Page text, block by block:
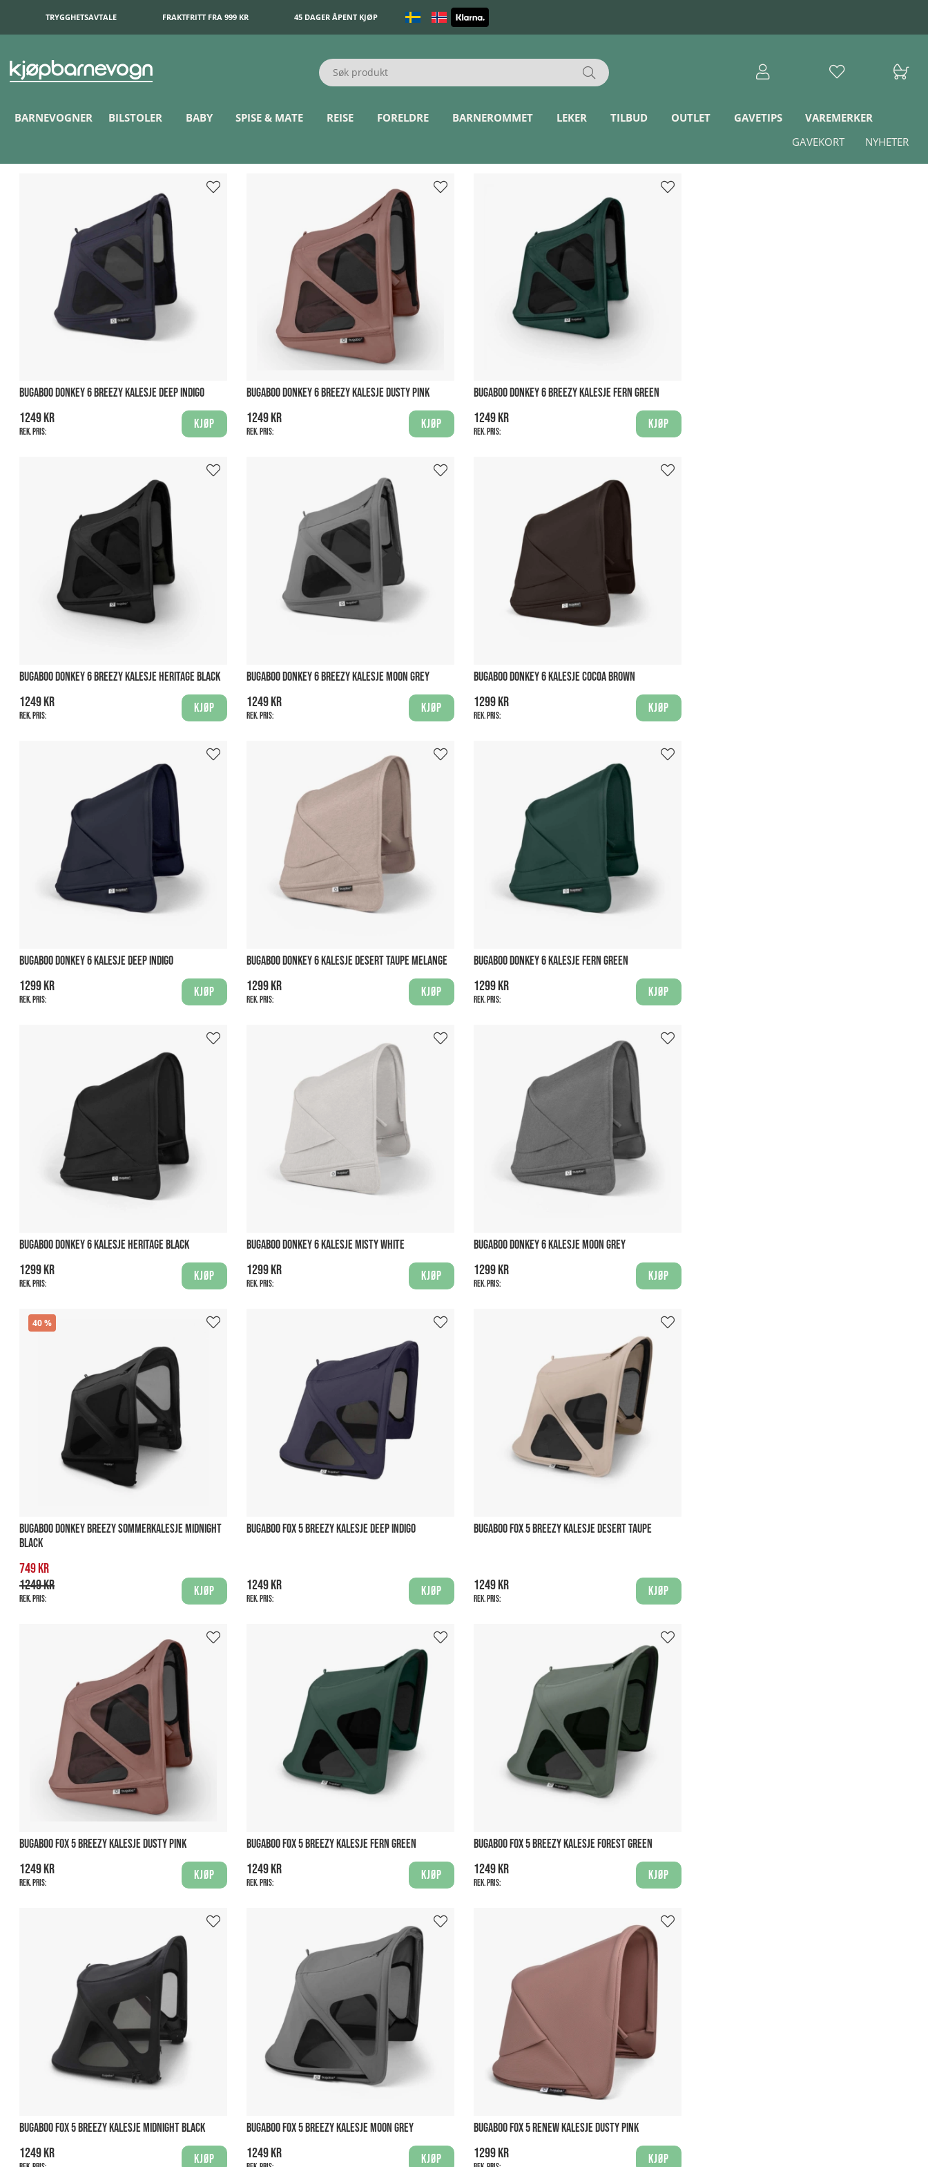
TRYGGHETSAVTALE FRAKTFRITT FRA 999 KR 45 DAGER ÅPENT KJØP
BARNEVOGNER BILSTOLER BABY SPISE & MATE REISE FORELDRE BARNEROMMET LEKER TILBUD OUTLET GAVETIPS
VAREMERKER
NYHETER
GAVEKORT
BUGABOO DONKEY 6 BREEZY KALESJE DEEP INDIGO
1249 kr
Rek. pris:
Kjøp
BUGABOO DONKEY 6 BREEZY KALESJE DUSTY PINK
1249 kr
Rek. pris:
Kjøp
BUGABOO DONKEY 6 BREEZY KALESJE FERN GREEN
1249 kr
Rek. pris:
Kjøp
BUGABOO DONKEY 6 BREEZY KALESJE HERITAGE BLACK
1249 kr
Rek. pris:
Kjøp
BUGABOO DONKEY 6 BREEZY KALESJE MOON GREY
1249 kr
Rek. pris:
Kjøp
BUGABOO DONKEY 6 KALESJE COCOA BROWN
1299 kr
Rek. pris:
Kjøp
BUGABOO DONKEY 6 KALESJE DEEP INDIGO
1299 kr
Rek. pris:
Kjøp
BUGABOO DONKEY 6 KALESJE DESERT TAUPE MELANGE
1299 kr
Rek. pris:
Kjøp
BUGABOO DONKEY 6 KALESJE FERN GREEN
1299 kr
Rek. pris:
Kjøp
BUGABOO DONKEY 6 KALESJE HERITAGE BLACK
1299 kr
Rek. pris:
Kjøp
BUGABOO DONKEY 6 KALESJE MISTY WHITE
1299 kr
Rek. pris:
Kjøp
BUGABOO DONKEY 6 KALESJE MOON GREY
1299 kr
Rek. pris:
Kjøp
40
BUGABOO DONKEY BREEZY SOMMERKALESJE MIDNIGHT
BLACK
749 kr
1249 kr
Rek. pris:
Kjøp
BUGABOO FOX 5 BREEZY KALESJE DEEP INDIGO
1249 kr
Rek. pris:
Kjøp
BUGABOO FOX 5 BREEZY KALESJE DESERT TAUPE
1249 kr
Rek. pris:
Kjøp
BUGABOO FOX 5 BREEZY KALESJE DUSTY PINK
1249 kr
Rek. pris:
Kjøp
BUGABOO FOX 5 BREEZY KALESJE FERN GREEN
1249 kr
Rek. pris:
Kjøp
BUGABOO FOX 5 BREEZY KALESJE FOREST GREEN
1249 kr
Rek. pris:
Kjøp
BUGABOO FOX 5 BREEZY KALESJE MIDNIGHT BLACK
1249 kr Kjøp
BUGABOO FOX 5 BREEZY KALESJE MOON GREY
1249 kr Kjøp
BUGABOO FOX 5 RENEW KALESJE DUSTY PINK
1299 kr Kjøp